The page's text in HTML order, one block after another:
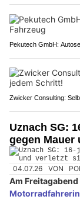
Pekutech GmbH:
Zwicker Consulting:
Uznach SG:
gegen Mauer
04.07.26 VON
Am